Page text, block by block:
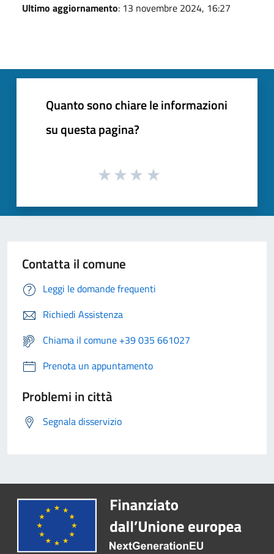
Ultimo aggiornamento: 13 novembre 2024, 16:27
Quanto sono chiare le informazioni
su questa pagina?
Contatta il comune
Leggi le domande frequenti
Richiedi Assistenza
Chiama il comune +39 035 661027
Prenota un appuntamento
Problemi in città
Segnala disservizio